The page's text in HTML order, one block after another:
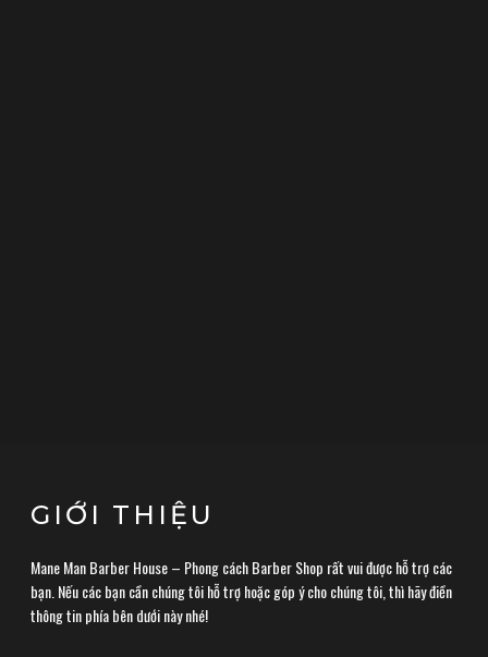
GIỚI THIỆU
Mane Man Barber House – Phong cách Barber Shop rất vui được hỗ trợ các
bạn. Nếu các bạn cần chúng tôi hỗ trợ hoặc góp ý cho chúng tôi, thì hãy điền
thông tin phía bên dưới này nhé!